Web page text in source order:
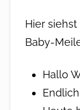
Hier
Baby-
Hallo